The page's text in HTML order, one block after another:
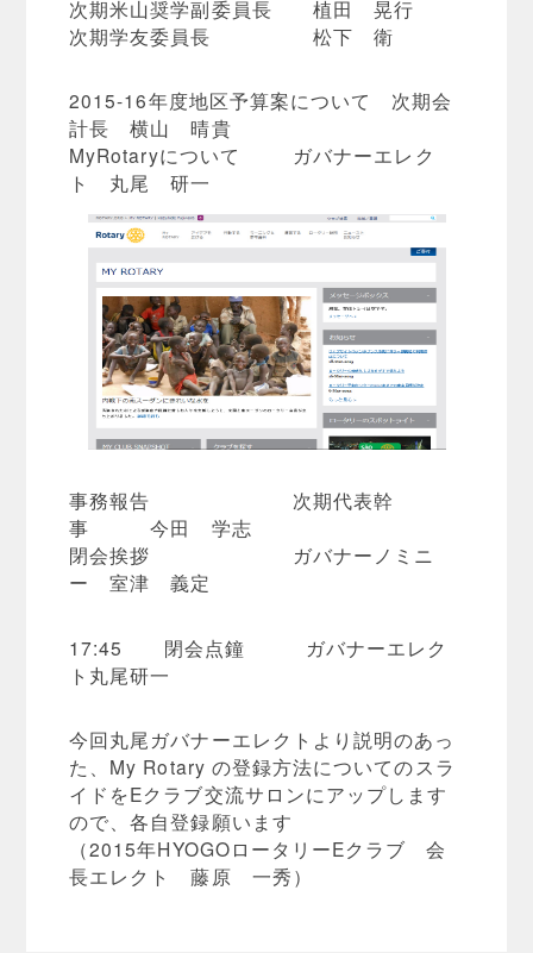
次期米山奨学副委員長 植田 晃行
次期学友委員長 松下 衛
2015-16年度地区予算案について 次期会
計長 横山 晴貴
MyRotaryについて ガバナーエレク
ト 丸尾 研一
事務報告 次期代表幹
事 今田 学志
閉会挨拶 ガバナーノミニ
ー 室津 義定
17:45 閉会点鐘 ガバナーエレク
ト丸尾研一
今回丸尾ガバナーエレクトより説明のあっ
た、My Rotary の登録方法についてのスラ
イドをEクラブ交流サロンにアップします
ので、各自登録願います
（2015年HYOGOロータリーEクラブ 会
長エレクト 藤原 一秀）